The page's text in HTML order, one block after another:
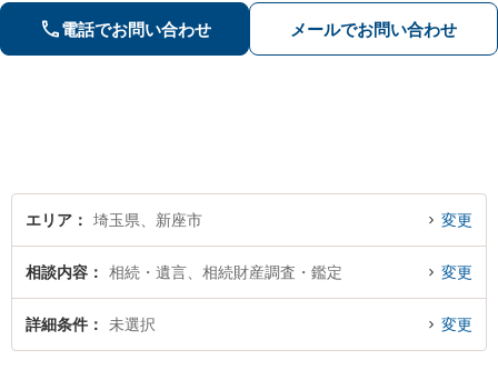
事件／何でも遠慮せずご相談ください
【初回面談無料（30分まで）】
電話でお問い合わせ メールでお問い合わせ
エリア 埼玉県、新座市 変更
相談内容 相続・遺言、相続財産調査・鑑定 変更
詳細条件 未選択 変更